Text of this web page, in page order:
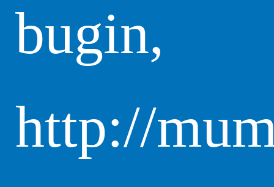
bugin,
http://